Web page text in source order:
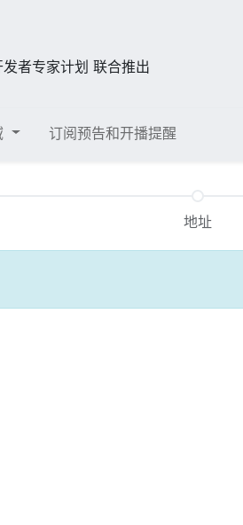
者专家计划 联合推出
订阅预告和开播提醒
地址